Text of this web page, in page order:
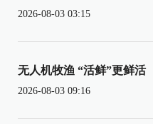
2026-08-03 03:15
无人机牧渔 “活鲜”更鲜活
2026-08-03 09:16